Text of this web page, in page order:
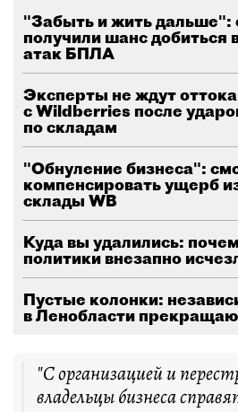
"Забыть и жить дальше":
получили шанс добиться
атак БПЛА
Эксперты не ждут
с Wildberries после
по складам
"Обнуление бизнеса":
компенсировать ущерб
склады WB
Куда вы удалились:
политики внезапно
Пустые колонки:
в Ленобласти
"С организацией и
владельцы бизнеса